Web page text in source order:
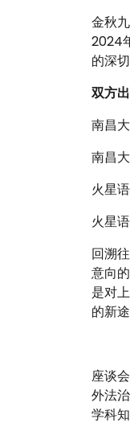
金秋
2024
的深
双方
南昌
南昌
火星
火星
回溯
意向
是对
的新
座谈
外法
学科